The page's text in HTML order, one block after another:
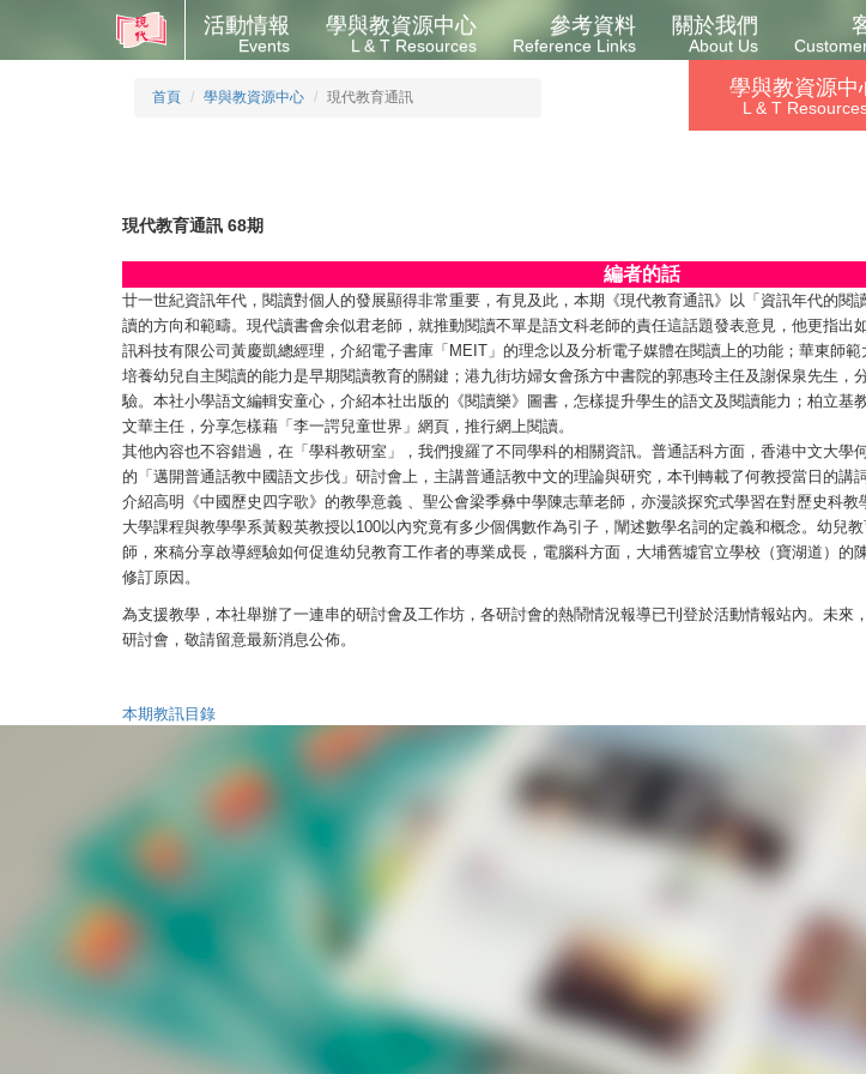
活動情報
Events
學與教資源中心
L & T Resources
參考資料
Reference Links
關於我們
About Us
首頁 學與教資源中心 現代教育通訊 學與教資源中
L & T
現代教育通訊 68期
編者的話
廿一世紀資訊年代，閱讀對個人的發展顯得非常重要，有見及此，本期《現代教育通訊》以「資訊年代的閱
讀的方向和範疇。現代讀書會余似君老師，就推動閱讀不單是語文科老師的責任這話題發表意見，他更指出
訊科技有限公司黃慶凱總經理，介紹電子書庫「MEIT」的理念以及分析電子媒體在閱讀上的功能；華東師
培養幼兒自主閱讀的能力是早期閱讀教育的關鍵；港九街坊婦女會孫方中書院的郭惠玲主任及謝保泉先生，
驗。本社小學語文編輯安童心，介紹本社出版的《閱讀樂》圖書，怎樣提升學生的語文及閱讀能力；柏立基
文華主任，分享怎樣藉「李一諤兒童世界」網頁，推行網上閱讀。
其他內容也不容錯過，在「學科教研室」，我們搜羅了不同學科的相關資訊。普通話科方面，香港中文大學
的「邁開普通話教中國語文步伐」研討會上，主講普通話教中文的理論與研究，本刊轉載了何教授當日的講
介紹高明《中國歷史四字歌》的教學意義 、聖公會梁季彝中學陳志華老師，亦漫談探究式學習在對歷史科
大學課程與教學學系黃毅英教授以100以內究竟有多少個偶數作為引子，闡述數學名詞的定義和概念。幼兒
師，來稿分享啟導經驗如何促進幼兒教育工作者的專業成長，電腦科方面，大埔舊墟官立學校（寶湖道）的
修訂原因。
為支援教學，本社舉辦了一連串的研討會及工作坊，各研討會的熱鬧情況報導已刊登於活動情報站內。未來
研討會，敬請留意最新消息公佈。
本期教訊目錄